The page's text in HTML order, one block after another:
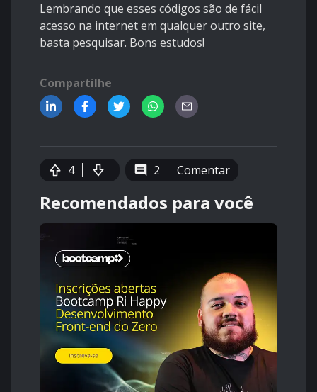
Lembrando que esses códigos são de fácil
acesso na internet em qualquer outro site,
basta pesquisar. Bons estudos!
Compartilhe
4 2 Comentar
Recomendados para você